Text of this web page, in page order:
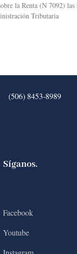
la Renta (N 7092) las
Tributaria
(506) 8453-8989
Síganos.
Facebook
Youtube